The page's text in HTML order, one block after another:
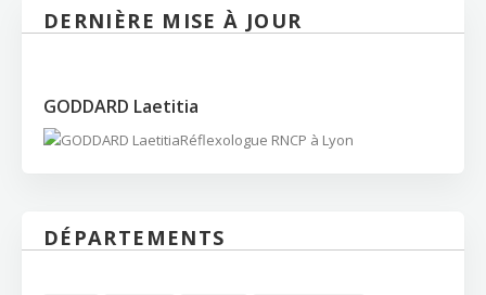
DERNIÈRE MISE À JOUR
GODDARD Laetitia
Réflexologue RNCP à Lyon
DÉPARTEMENTS